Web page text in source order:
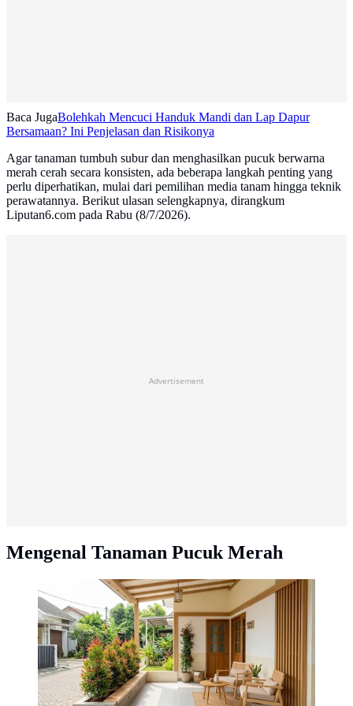
Baca JugaBolehkah Mencuci Handuk Mandi dan Lap Dapur
Bersamaan? Ini Penjelasan dan Risikonya
Agar tanaman tumbuh subur dan menghasilkan pucuk berwarna
merah cerah secara konsisten, ada beberapa langkah penting yang
perlu diperhatikan, mulai dari pemilihan media tanam hingga teknik
perawatannya. Berikut ulasan selengkapnya, dirangkum
Liputan6.com pada Rabu (8/7/2026).
Advertisement
Mengenal Tanaman Pucuk Merah
Cara Menanam Pucuk Merah di Teras Rumah agar
Rimbun (AI generated)